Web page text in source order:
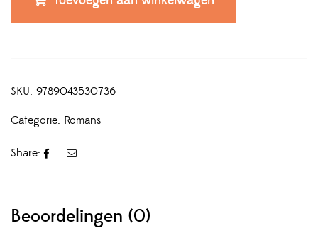
SKU: 9789043530736
Categorie: Romans
Share:
Beoordelingen (0)